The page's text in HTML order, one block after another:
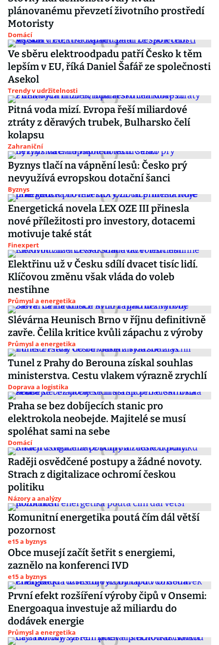
plánovanému převzetí životního prostředí
Motoristy
Domácí
Ve sběru elektroodpadu patří Česko k těm
lepším v EU, říká Daniel Šafář ze společnosti
Asekol
Trendy v udržitelnosti
Pitná voda mizí. Evropa řeší miliardové
ztráty z děravých trubek, Bulharsko čelí
kolapsu
Zahraniční
Byznys tlačí na vápnění lesů: Česko prý
nevyužívá evropskou dotační šanci
Byznys
Energetická novela LEX OZE III přinesla
nové příležitosti pro investory, dotacemi
motivuje také stát
Finexpert
Elektřinu už v Česku sdílí dvacet tisíc lidí.
Klíčovou změnu však vláda do voleb
nestihne
Průmysl a energetika
Slévárna Heunisch Brno v říjnu definitivně
zavře. Čelila kritice kvůli zápachu z výroby
Průmysl a energetika
Tunel z Prahy do Berouna získal souhlas
ministerstva. Cestu vlakem výrazně zrychlí
Doprava a logistika
Praha se bez dobíjecích stanic pro
elektrokola neobejde. Majitelé se musí
spoléhat sami na sebe
Domácí
Raději osvědčené postupy a žádné novoty.
Strach z digitalizace ochromí českou
politiku
Názory a analýzy
Komunitní energetika poutá čím dál větší
pozornost
e15 a byznys
Obce musejí začít šetřit s energiemi,
zaznělo na konferenci IVD
e15 a byznys
První efekt rozšíření výroby čipů v Onsemi:
Energoaqua investuje až miliardu do
dodávek energie
Průmysl a energetika